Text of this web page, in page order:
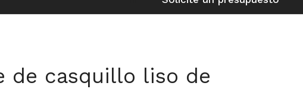
de casquillo liso de